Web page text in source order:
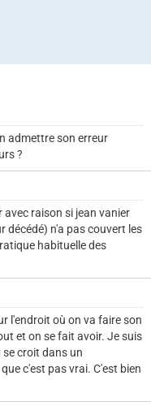
admettre son erreur
?
avec raison si jean vanier
décédé) n'a pas couvert les
habituelle des
l'endroit où on va faire son
et on se fait avoir. Je suis
se croit dans un
c'est pas vrai. C'est bien